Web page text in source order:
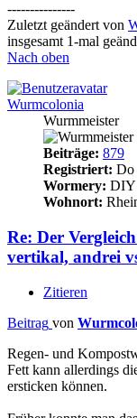
---------------
Zuletzt geändert von
insgesamt 1-mal
Nach oben
Wurmcolonia
Wurmmeister
Beiträge: 879
Registriert: Do
Wormery: DIY
Wohnort:
Re: Der
vertikal, andrei
Zitieren
Beitrag von
Regen- und
Fett kann allerdings
ersticken können.